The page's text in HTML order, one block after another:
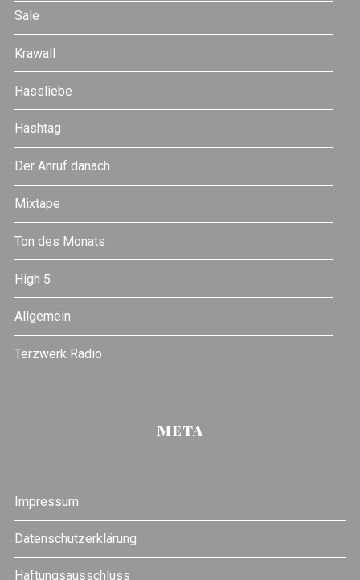
Sale
Krawall
Hassliebe
Hashtag
Der Anruf danach
Mixtape
Ton des Monats
High 5
Allgemein
Terzwerk Radio
META
Impressum
Datenschutzerklärung
Haftungsausschluss